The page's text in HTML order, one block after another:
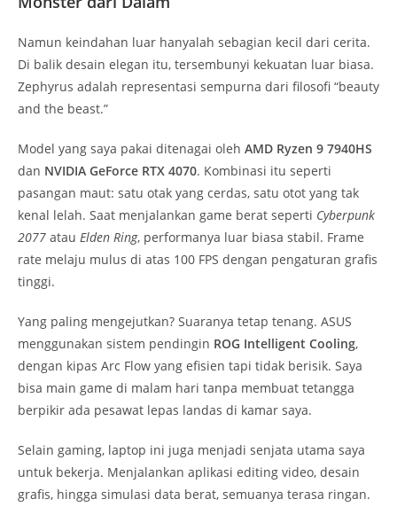
Namun keindahan luar hanyalah sebagian kecil dari cerita.
Di balik desain elegan itu, tersembunyi kekuatan luar biasa.
Zephyrus adalah representasi sempurna dari filosofi “beauty
and the beast.”
Model yang saya pakai ditenagai oleh AMD Ryzen 9 7940HS
dan NVIDIA GeForce RTX 4070. Kombinasi itu seperti
pasangan maut: satu otak yang cerdas, satu otot yang tak
kenal lelah. Saat menjalankan game berat seperti Cyberpunk
2077 atau Elden Ring, performanya luar biasa stabil. Frame
rate melaju mulus di atas 100 FPS dengan pengaturan grafis
tinggi.
Yang paling mengejutkan? Suaranya tetap tenang. ASUS
menggunakan sistem pendingin ROG Intelligent Cooling,
dengan kipas Arc Flow yang efisien tapi tidak berisik. Saya
bisa main game di malam hari tanpa membuat tetangga
berpikir ada pesawat lepas landas di kamar saya.
Selain gaming, laptop ini juga menjadi senjata utama saya
untuk bekerja. Menjalankan aplikasi editing video, desain
grafis, hingga simulasi data berat, semuanya terasa ringan.